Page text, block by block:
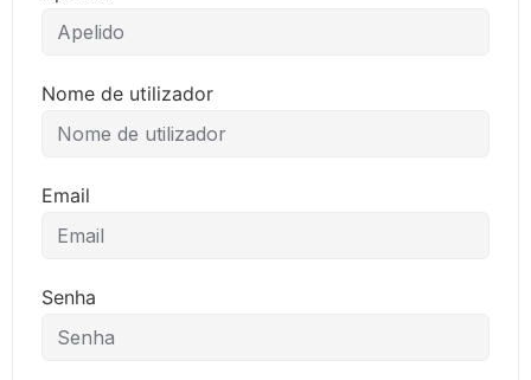
Nome de utilizador
Email
Senha